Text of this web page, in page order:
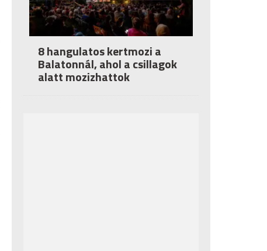
8 hangulatos kertmozi a
Balatonnál, ahol a csillagok
alatt mozizhattok